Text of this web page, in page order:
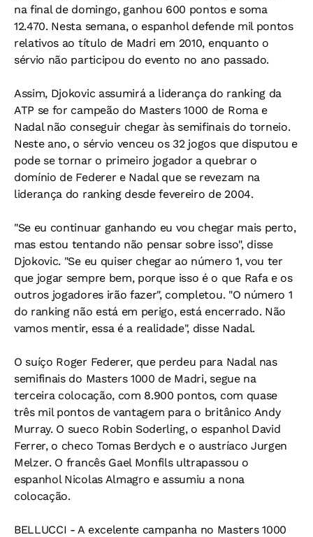
na final de domingo, ganhou 600 pontos e soma
12.470. Nesta semana, o espanhol defende mil pontos
relativos ao título de Madri em 2010, enquanto o
sérvio não participou do evento no ano passado.
Assim, Djokovic assumirá a liderança do ranking da
ATP se for campeão do Masters 1000 de Roma e
Nadal não conseguir chegar às semifinais do torneio.
Neste ano, o sérvio venceu os 32 jogos que disputou e
pode se tornar o primeiro jogador a quebrar o
domínio de Federer e Nadal que se revezam na
liderança do ranking desde fevereiro de 2004.
"Se eu continuar ganhando eu vou chegar mais perto,
mas estou tentando não pensar sobre isso", disse
Djokovic. "Se eu quiser chegar ao número 1, vou ter
que jogar sempre bem, porque isso é o que Rafa e os
outros jogadores irão fazer", completou. "O número 1
do ranking não está em perigo, está encerrado. Não
vamos mentir, essa é a realidade", disse Nadal.
O suíço Roger Federer, que perdeu para Nadal nas
semifinais do Masters 1000 de Madri, segue na
terceira colocação, com 8.900 pontos, com quase
três mil pontos de vantagem para o britânico Andy
Murray. O sueco Robin Soderling, o espanhol David
Ferrer, o checo Tomas Berdych e o austríaco Jurgen
Melzer. O francês Gael Monfils ultrapassou o
espanhol Nicolas Almagro e assumiu a nona
colocação.
BELLUCCI - A excelente campanha no Masters 1000